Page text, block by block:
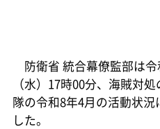
防衛省 統合幕僚監部は令
（水）17時00分、海賊対
隊の令和8年4月の活動状
した。